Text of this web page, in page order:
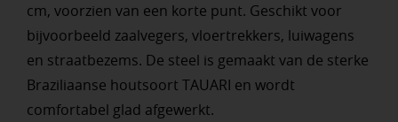
cm, voorzien van een korte punt. Geschikt voor
bijvoorbeeld zaalvegers, vloertrekkers, luiwagens
en straatbezems. De steel is gemaakt van de sterke
Braziliaanse houtsoort TAUARI en wordt
comfortabel glad afgewerkt.